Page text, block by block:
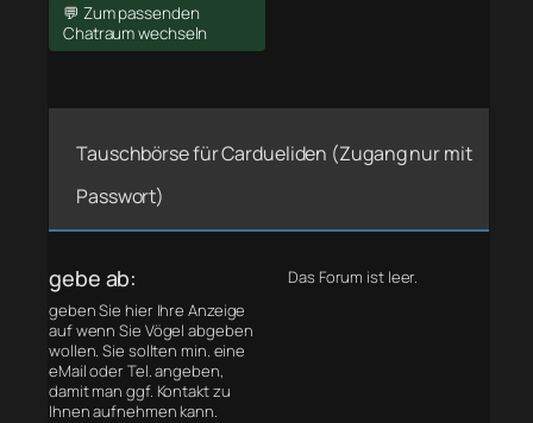
💬 Zum passenden
Chatraum wechseln
Tauschbörse für Cardueliden (Zugang nur mit
Passwort)
gebe ab:
geben Sie hier Ihre Anzeige
auf wenn Sie Vögel abgeben
wollen. Sie sollten min. eine
eMail oder Tel. angeben,
damit man ggf. Kontakt zu
Ihnen aufnehmen kann.
Das Forum ist leer.